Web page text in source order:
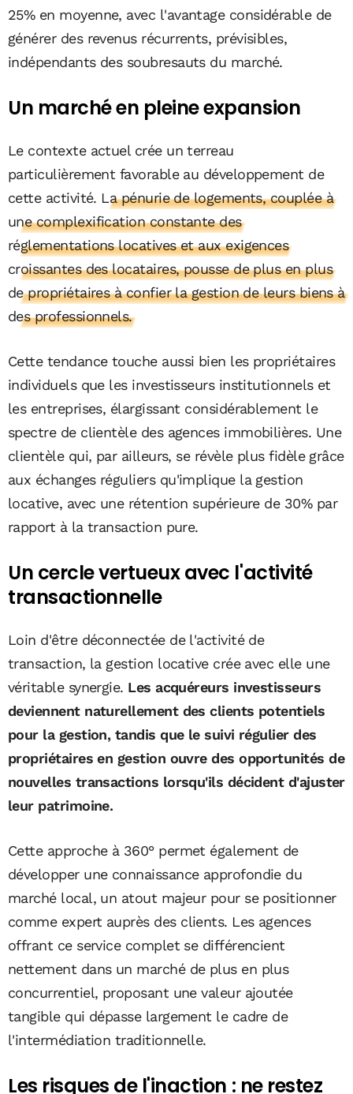
25% en moyenne, avec l'avantage considérable de
générer des revenus récurrents, prévisibles,
indépendants des soubresauts du marché.
Un marché en pleine expansion
Le contexte actuel crée un terreau
particulièrement favorable au développement de
cette activité. La pénurie de logements, couplée à
une complexification constante des
réglementations locatives et aux exigences
croissantes des locataires, pousse de plus en plus
de propriétaires à confier la gestion de leurs biens à
des professionnels.
Cette tendance touche aussi bien les propriétaires
individuels que les investisseurs institutionnels et
les entreprises, élargissant considérablement le
spectre de clientèle des agences immobilières. Une
clientèle qui, par ailleurs, se révèle plus fidèle grâce
aux échanges réguliers qu'implique la gestion
locative, avec une rétention supérieure de 30% par
rapport à la transaction pure.
Un cercle vertueux avec l'activité
transactionnelle
Loin d'être déconnectée de l'activité de
transaction, la gestion locative crée avec elle une
véritable synergie. Les acquéreurs investisseurs
deviennent naturellement des clients potentiels
pour la gestion, tandis que le suivi régulier des
propriétaires en gestion ouvre des opportunités de
nouvelles transactions lorsqu'ils décident d'ajuster
leur patrimoine.
Cette approche à 360° permet également de
développer une connaissance approfondie du
marché local, un atout majeur pour se positionner
comme expert auprès des clients. Les agences
offrant ce service complet se différencient
nettement dans un marché de plus en plus
concurrentiel, proposant une valeur ajoutée
tangible qui dépasse largement le cadre de
l'intermédiation traditionnelle.
Les risques de l'inaction : ne restez